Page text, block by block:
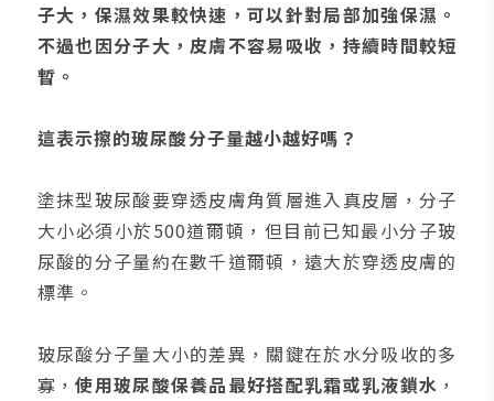
子大，保濕效果較快速，可以針對局部加強保濕。
不過也因分子大，皮膚不容易吸收，持續時間較短
暫。
這表示擦的玻尿酸分子量越小越好嗎？
塗抹型玻尿酸要穿透皮膚角質層進入真皮層，分子
大小必須小於500道爾頓，但目前已知最小分子玻
尿酸的分子量約在數千道爾頓，遠大於穿透皮膚的
標準。
玻尿酸分子量大小的差異，關鍵在於水分吸收的多
寡，使用玻尿酸保養品最好搭配乳霜或乳液鎖水 ，